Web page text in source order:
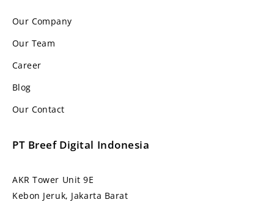
Our Company
Our Team
Career
Blog
Our Contact
PT Breef Digital Indonesia
AKR Tower Unit 9E
Kebon Jeruk, Jakarta Barat